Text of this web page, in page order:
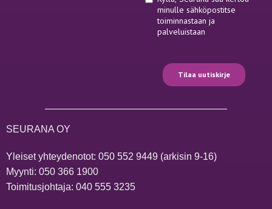
SEURANA OY
Yleiset yhteydenotot: 050 552 9449(arkisin 9-16)
Myynti: 050 366 1900
Toimitusjohtaja: 040 555 3235